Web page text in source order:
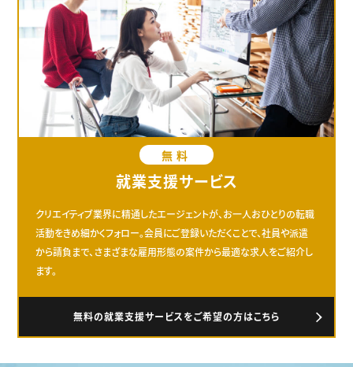
無料
就業支援サービス
クリエイティブ業界に精通したエージェントが、お一人おひとりの転職
活動をきめ細かくフォロー。会員にご登録いただくことで、社員や派遣
から請負まで、さまざまな雇用形態の案件から最適な求人をご紹介し
ます。
無料の就業支援サービスをご希望の方はこちら